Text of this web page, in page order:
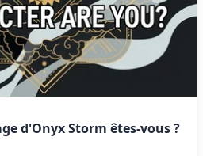
d'Onyx Storm êtes-vous ?